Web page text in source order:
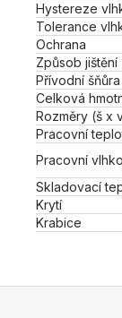
Hystereze
Tolerance
Ochrana
Způsob jištění
Přívodní šňůra
Celková
Rozměry (š x
Pracovní
Pracovní
Skladovací
Krytí
Krabice
Z